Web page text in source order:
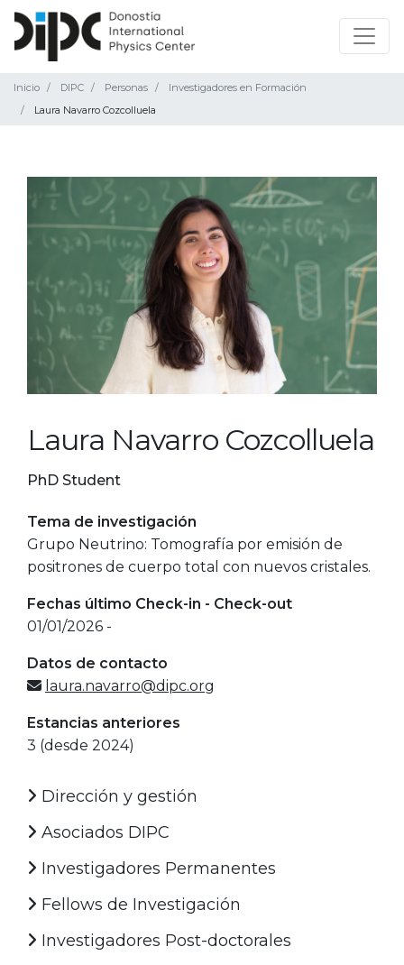
Inicio DIPC Personas
Investigadores en Formación
Laura Navarro Cozcolluela
Laura Navarro Cozcolluela
PhD Student
Tema de investigación
Grupo Neutrino: Tomografía por emisión de
positrones de cuerpo total con nuevos cristales.
Fechas último Check-in - Check-out
01/01/2026 -
Datos de contacto
laura.navarro@dipc.org
Estancias anteriores
3 (desde 2024)
Dirección y gestión
Asociados DIPC
Investigadores Permanentes
Fellows de Investigación
Investigadores Post-doctorales